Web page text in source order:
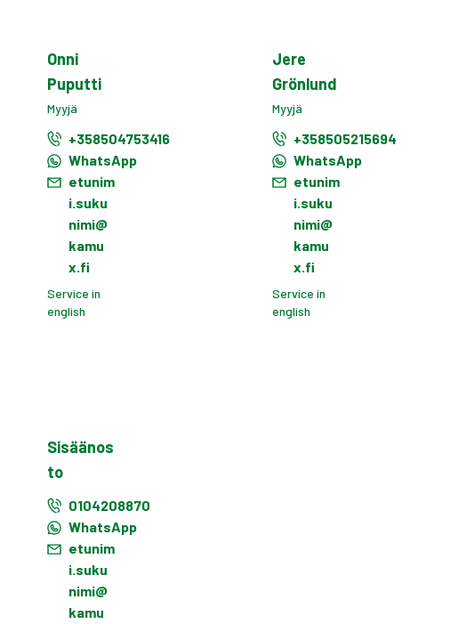
Onni
Puputti
Myyjä
+358504753416
WhatsApp
etunim
i.suku
nimi@
kamu
x.fi
Service in
english
Jere
Grönlund
Myyjä
+358505215694
WhatsApp
etunim
i.suku
nimi@
kamu
x.fi
Service in
english
Sisäänos
to
0104208870
WhatsApp
etunim
i.suku
nimi@
kamu